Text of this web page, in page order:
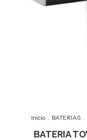
Inicio BATERIAS
BATERIA